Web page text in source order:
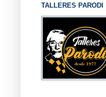
TALLERES PARODI